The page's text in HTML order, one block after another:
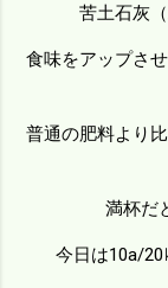
苦土石灰
食味をアップさ
普通の肥料より
満杯だ
今日は10a/20